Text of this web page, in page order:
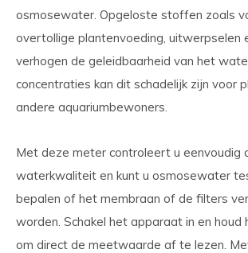
osmosewater. Opgeloste stoffen zoals
overtollige plantenvoeding, uitwerpselen
verhogen de geleidbaarheid van het
concentraties kan dit schadelijk zijn voor
andere aquariumbewoners.
Met deze meter controleert u eenvoudig
waterkwaliteit en kunt u osmosewater
bepalen of het membraan of de filters
worden. Schakel het apparaat in en
om direct de meetwaarde af te lezen.